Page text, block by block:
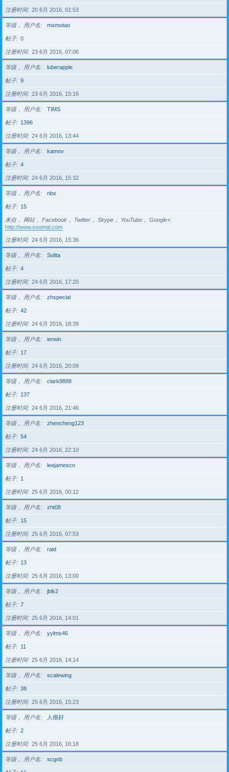
注册时间 20 6月 2016, 01:53
等级， 用户名 mxmotao
帖子 0
注册时间 23 6月 2016, 07:06
等级， 用户名 luberapple
帖子 9
注册时间 23 6月 2016, 15:16
等级， 用户名 TIMS
帖子 1396
注册时间 24 6月 2016, 13:44
等级， 用户名 kamov
帖子 4
注册时间 24 6月 2016, 15:32
等级， 用户名 nbx
帖子 15
来自， 网站， Facebook， Twitter， Skype， YouTube， Google+
http://www.soomal.com
注册时间 24 6月 2016, 15:36
等级， 用户名 Solita
帖子 4
注册时间 24 6月 2016, 17:20
等级， 用户名 zhspecial
帖子 42
注册时间 24 6月 2016, 18:39
等级， 用户名 ierwin
帖子 17
注册时间 24 6月 2016, 20:09
等级， 用户名 clark8888
帖子 137
注册时间 24 6月 2016, 21:46
等级， 用户名 zhencheng123
帖子 54
注册时间 24 6月 2016, 22:10
等级， 用户名 leejamescn
帖子 1
注册时间 25 6月 2016, 00:12
等级， 用户名 zht08
帖子 15
注册时间 25 6月 2016, 07:53
等级， 用户名 raid
帖子 13
注册时间 25 6月 2016, 13:00
等级， 用户名 jblk2
帖子 7
注册时间 25 6月 2016, 14:01
等级， 用户名 yylms46
帖子 11
注册时间 25 6月 2016, 14:14
等级， 用户名 scalewing
帖子 38
注册时间 25 6月 2016, 15:23
等级， 用户名 人很好
帖子 2
注册时间 25 6月 2016, 16:18
等级， 用户名 scgnb